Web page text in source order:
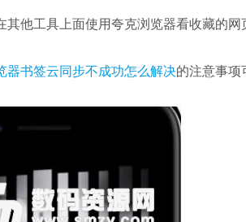
其他工具上面使用夸克浏览器看收藏的网
器书签云同步不成功怎么解决的注意事项